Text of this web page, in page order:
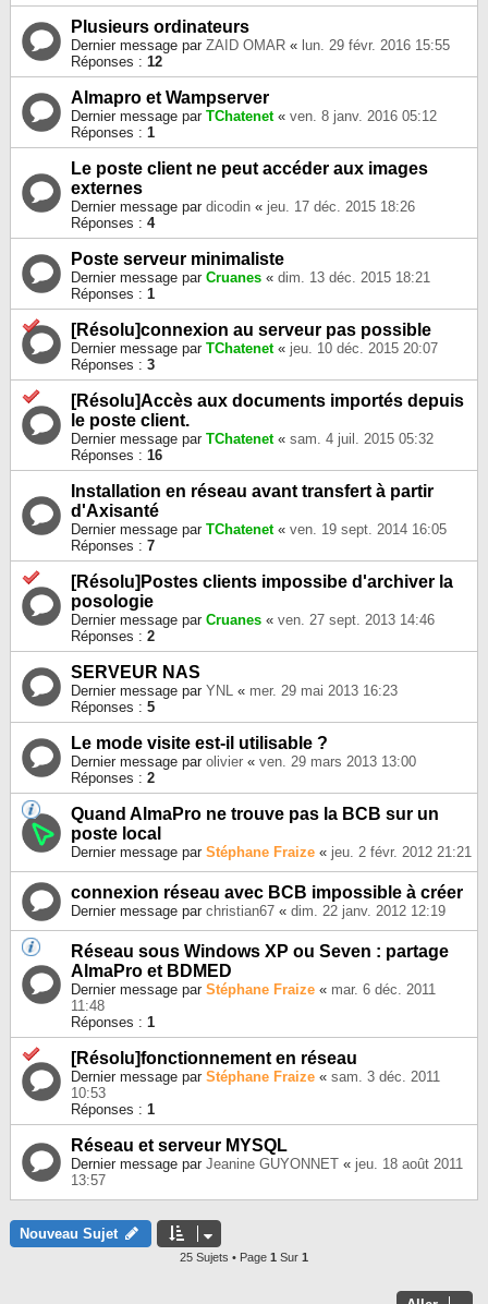
Plusieurs ordinateurs
Dernier message par ZAID OMAR « lun. 29 févr. 2016 15:55
Réponses : 12
Almapro et Wampserver
Dernier message par TChatenet« ven. 8 janv. 2016 05:12
Réponses : 1
Le poste client ne peut accéder aux images
externes
Dernier message par dicodin « jeu. 17 déc. 2015 18:26
Réponses : 4
Poste serveur minimaliste
Dernier message par Cruanes « dim. 13 déc. 2015 18:21
Réponses : 1
[Résolu]connexion au serveur pas possible
Dernier message par TChatenet« jeu. 10 déc. 2015 20:07
Réponses : 3
[Résolu]Accès aux documents importés depuis
le poste client.
Dernier message par TChatenet« sam. 4 juil. 2015 05:32
Réponses : 16
Installation en réseau avant transfert à partir
d'Axisanté
Dernier message par TChatenet« ven. 19 sept. 2014 16:05
Réponses : 7
[Résolu]Postes clients impossibe d'archiver la
posologie
Dernier message par Cruanes « ven. 27 sept. 2013 14:46
Réponses : 2
SERVEUR NAS
Dernier message par YNL « mer. 29 mai 2013 16:23
Réponses : 5
Le mode visite est-il utilisable ?
Dernier message par olivier « ven. 29 mars 2013 13:00
Réponses : 2
Quand AlmaPro ne trouve pas la BCB sur un
poste local
Dernier message par Stéphane Fraize « jeu. 2 févr. 2012 21:21
connexion réseau avec BCB impossible à créer
Dernier message par christian67 « dim. 22 janv. 2012 12:19
Réseau sous Windows XP ou Seven : partage
AlmaPro et BDMED
Dernier message par Stéphane Fraize « mar. 6 déc. 2011
11:48
Réponses : 1
[Résolu]fonctionnement en réseau
Dernier message par Stéphane Fraize « sam. 3 déc. 2011
10:53
Réponses : 1
Réseau et serveur MYSQL
Dernier message par Jeanine GUYONNET « jeu. 18 août 2011
13:57
Nouveau Sujet
25 Sujets • Page 1 Sur 1